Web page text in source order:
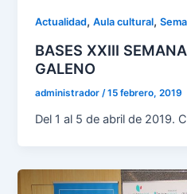
Actualidad,Aula cultural,
BASES XXIII
GALENO
administrador /15 febrero, 2019
Del 1 al 5 de abril de 2019.